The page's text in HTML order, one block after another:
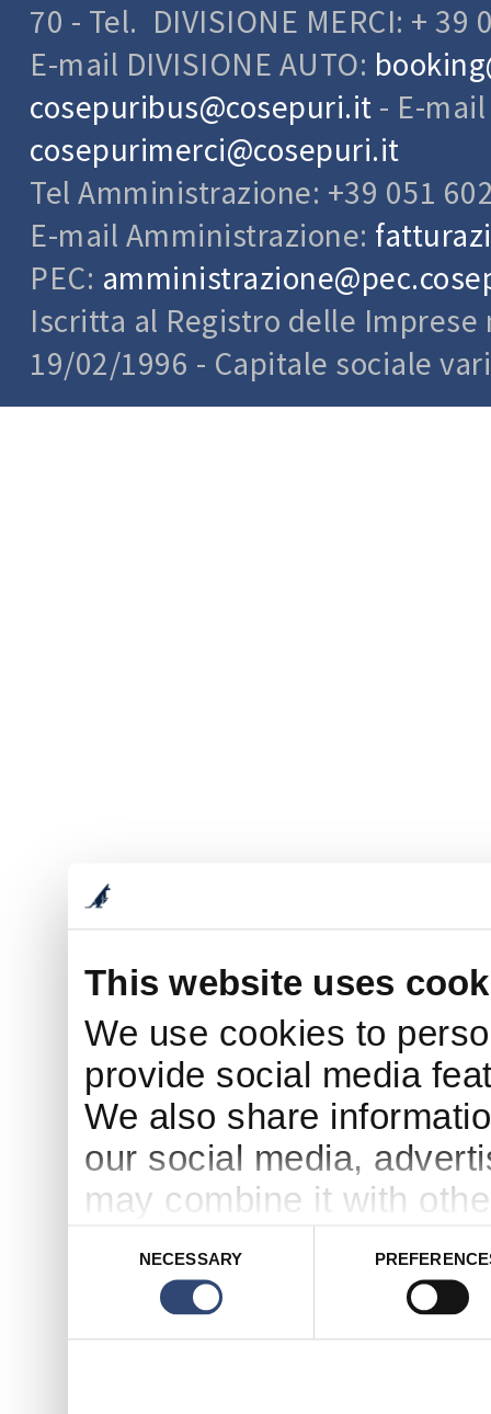
This website uses
We use cookies to
provide social media
We also share
our social media,
may combine it with
services.
NECESSARY
70 - Tel. DIVISIONE MERCI: + 39
E-mail DIVISIONE AUTO:
cosepuribus@cosepuri.it - E-mail
cosepurimerci@cosepuri.it
Tel Amministrazione: +39 051
E-mail Amministrazione:
PEC:
Iscritta al Registro delle Imprese
19/02/1996 - Capitale sociale